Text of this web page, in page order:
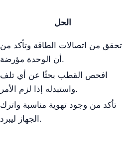
الحل
تحقق من اتصالات الطاقة وتأكد من
أن الوحدة مؤرضة.
افحص القطب بحثًا عن أي تلف
واستبدله إذا لزم الأمر.
تأكد من وجود تهوية مناسبة واترك
الجهاز ليبرد.